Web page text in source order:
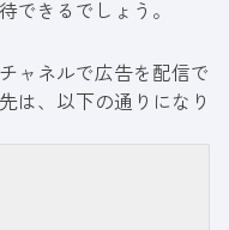
できるでしょう。
ャネルで広告を配信で
は、以下の通りになり